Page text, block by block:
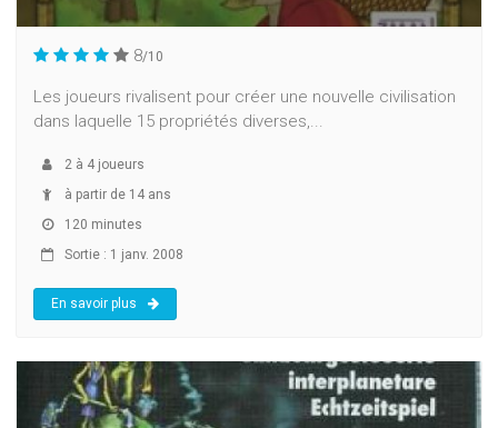
8/10
Les joueurs rivalisent pour créer une nouvelle civilisation
dans laquelle 15 propriétés diverses,...
2 à 4 joueurs
à partir de 14 ans
120 minutes
Sortie : 1 janv. 2008
En savoir plus